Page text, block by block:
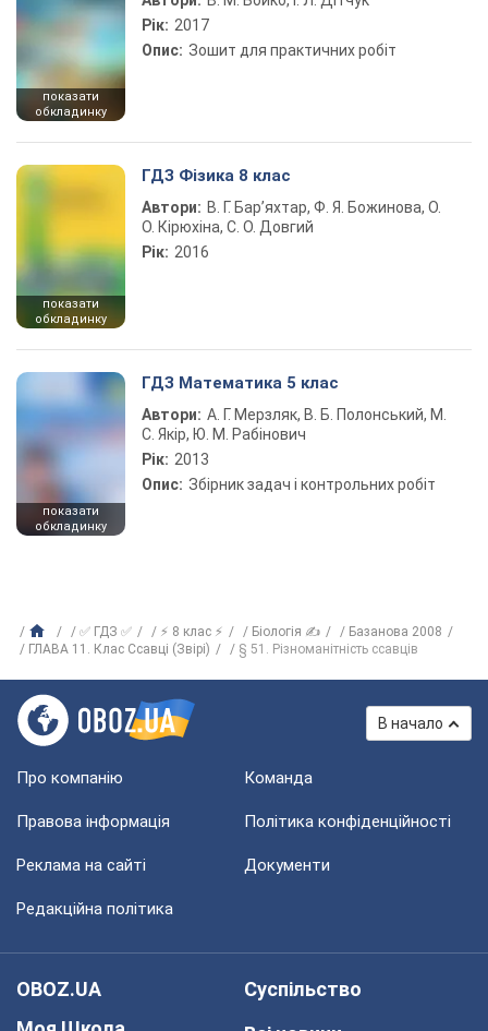
показати
обкладинку
Рік: 2017
Опис: Зошит для практичних робіт
показати
обкладинку
ГДЗ Фізика 8 клас
Автори: В. Г. Бар’яхтар, Ф. Я. Божинова, О.
О. Кірюхіна, С. О. Довгий
Рік: 2016
показати
обкладинку
ГДЗ Математика 5 клас
Автори: А. Г. Мерзляк, В. Б. Полонський, М.
С. Якір, Ю. М. Рабінович
Рік: 2013
Опис: Збірник задач і контрольних робіт
✅ ГДЗ ✅ ⚡ 8 клас ⚡ Біологія ✍
Базанова 2008
ГЛАВА 11. Клас Ссавці (Звірі)
§ 51. Різноманітність ссавців
В начало
Про компанію Команда
Правова інформація Політика конфіденційності
Реклама на сайті Документи
Редакційна політика
OBOZ.UA
Суспільство